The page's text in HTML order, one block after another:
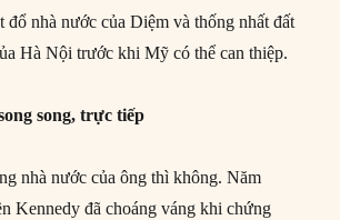
đổ nhà nước của Diệm và thống nhất đất
Hà Nội trước khi Mỹ có thể can thiệp.
song, trực tiếp
nhà nước của ông thì không. Năm
Kennedy đã choáng váng khi chứng